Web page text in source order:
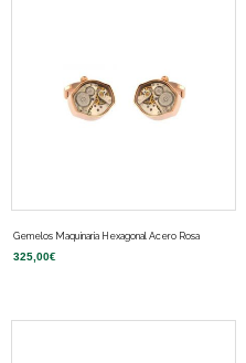
Gemelos Maquinaria Hexagonal Acero Rosa
325,00€